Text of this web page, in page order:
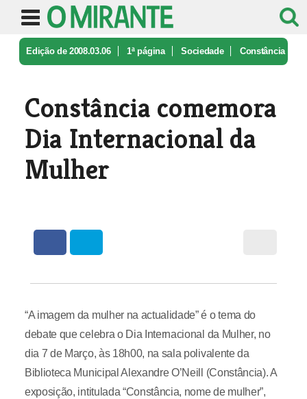
Edição de 2008.03.06 1ª página Sociedade Constância
Constância comemora
Dia Internacional da
Mulher
“A imagem da mulher na actualidade” é o tema do
debate que celebra o Dia Internacional da Mulher, no
dia 7 de Março, às 18h00, na sala polivalente da
Biblioteca Municipal Alexandre O’Neill (Constância). A
exposição, intitulada “Constância, nome de mulher”,